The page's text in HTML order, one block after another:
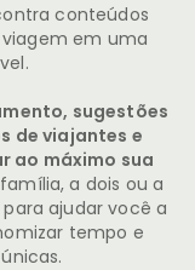
conteúdos
em uma
sugestões
de viajantes e
ao máximo sua
a dois ou a
ajudar você a
tempo e